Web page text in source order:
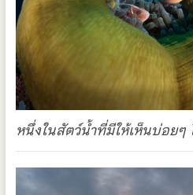
หนึ่งในสัตว์น้ำที่มีให้เห็นบ่อยๆ